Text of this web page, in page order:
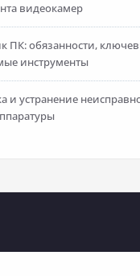
видеокамер
ПК: обязанности,
инструменты
и устранение